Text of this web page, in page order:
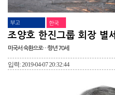
부고 한국
조양호 한진그룹 회장 별세
미국서 숙환으로…향년 70세
입력: 2019-04-07 20:32:44